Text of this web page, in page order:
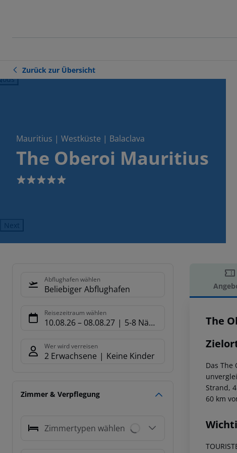
Zurück zur Übersicht
Mauritius | Westküste | Balaclava
The Oberoi Mauritius
5
Next
Abflughafen wählen
Beliebiger Abflughafen
Reisezeitraum wählen
10.08.26– 08.08.27 5-8 Nächte
Wer wird verreisen
2 Erwachsene Keine Kinder
Zimmer & Verpflegung
Zimmertypen wählen
The
Das
Strand,
60 km